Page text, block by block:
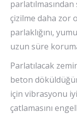
çizilme daha zor
parlaklığını,
uzun süre
Parlatılacak
beton
için vibrasyonu
çatlamasını